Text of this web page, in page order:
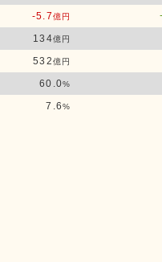
-5.7億円
134億円
532億円
60.0%
7.6%